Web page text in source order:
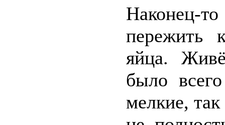
Наконец-
пережить
яйца.
было
мелкие,